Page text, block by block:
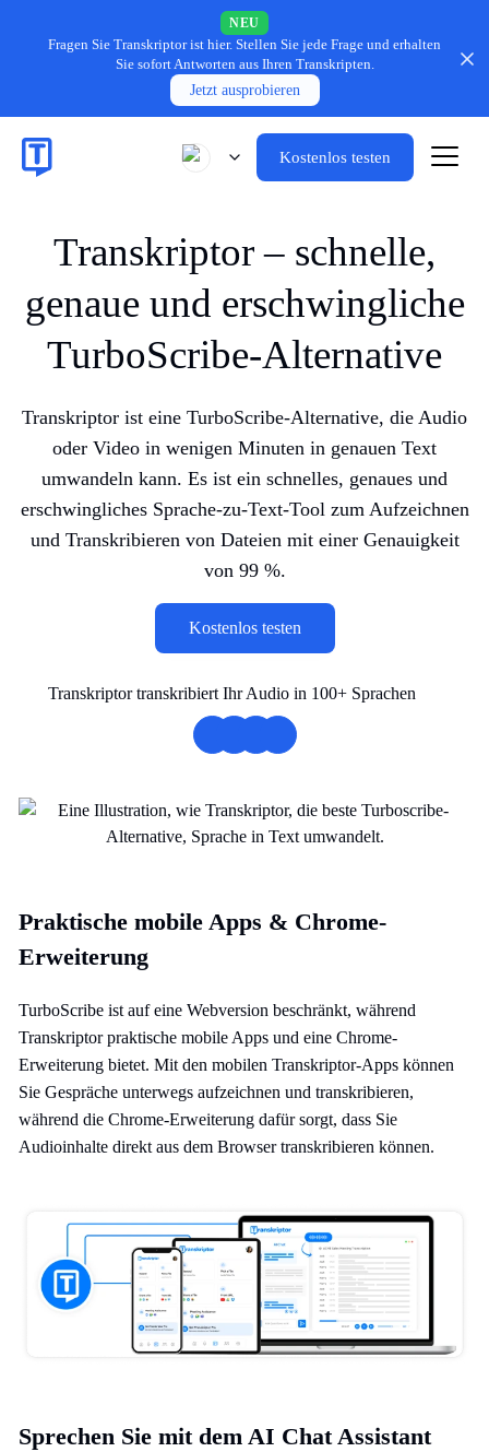
NEU
Fragen Sie Transkriptor ist hier. Stellen Sie jede Frage und erhalten
Sie sofort Antworten aus Ihren Transkripten.
Jetzt ausprobieren
Kostenlos testen
Transkriptor – schnelle,
genaue und erschwingliche
TurboScribe-Alternative
Transkriptor ist eine TurboScribe-Alternative, die Audio
oder Video in wenigen Minuten in genauen Text
umwandeln kann. Es ist ein schnelles, genaues und
erschwingliches Sprache-zu-Text-Tool zum Aufzeichnen
und Transkribieren von Dateien mit einer Genauigkeit
von 99 %.
Kostenlos testen
Transkriptor transkribiert Ihr Audio in 100+ Sprachen
Praktische mobile Apps & Chrome-
Erweiterung
TurboScribe ist auf eine Webversion beschränkt, während
Transkriptor praktische mobile Apps und eine Chrome-
Erweiterung bietet. Mit den mobilen Transkriptor-Apps können
Sie Gespräche unterwegs aufzeichnen und transkribieren,
während die Chrome-Erweiterung dafür sorgt, dass Sie
Audioinhalte direkt aus dem Browser transkribieren können.
Sprechen Sie mit dem AI Chat Assistant